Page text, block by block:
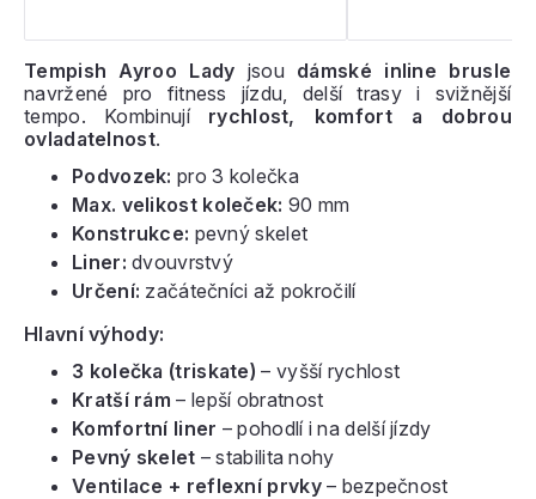
Tempish Ayroo Lady jsou dámské inline brusle
navržené pro fitness jízdu, delší trasy i svižnější
tempo. Kombinují rychlost, komfort a dobrou
ovladatelnost.
Podvozek: pro 3 kolečka
Max. velikost koleček: 90 mm
Konstrukce: pevný skelet
Liner: dvouvrstvý
Určení: začátečníci až pokročilí
Hlavní výhody:
3 kolečka (triskate) – vyšší rychlost
Kratší rám – lepší obratnost
Komfortní liner – pohodlí i na delší jízdy
Pevný skelet – stabilita nohy
Ventilace + reflexní prvky– bezpečnost